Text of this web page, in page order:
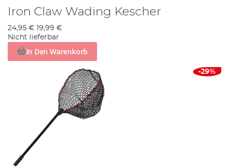
Iron Claw Wading Kescher
24,95 €
19,99 €
Nicht lieferbar
In Den Warenkorb
-29%